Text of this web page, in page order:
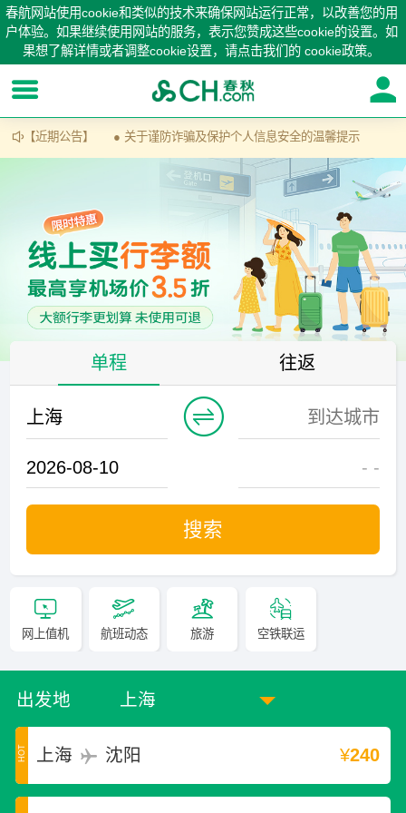
春航网站使用cookie和类似的技术来确保网站运行正常，以改善您的用
户体验。如果继续使用网站的服务，表示您赞成这些cookie的设置。如
果想了解详情或者调整cookie设置，请点击我们的 cookie政策。
 【近期公告】 ● 关于谨防诈骗及保护个人信息安全的温馨提示
单程 往返

- -
搜索

网上值机

航班动态

旅游

空铁联运
出发地
上海  沈阳 ¥240